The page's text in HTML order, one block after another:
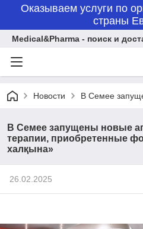
Оказываем услуги по
страны
Medical&Pharma - поиск и
Новости В Семее
В Семее запущены новые
терапии, приобретенные
халқына»
26.02.2025